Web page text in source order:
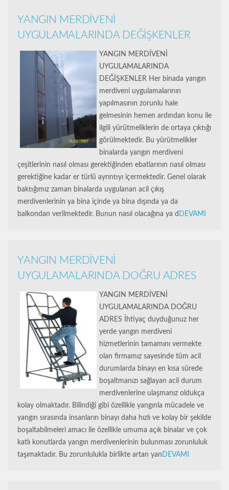
YANGIN MERDİVENİ
UYGULAMALARINDA DEĞİŞKENLER
YANGIN MERDİVENİ
UYGULAMALARINDA
DEĞİŞKENLER Her binada yangın
merdiveni uygulamalarının
yapılmasının zorunlu hale
gelmesinin hemen ardından konu ile
ilgili yürütmeliklerin de ortaya çıktığı
görülmektedir. Bu yürütmelikler
binalarda yangın merdiveni
çeşitlerinin nasıl olması gerektiğinden ebatlarının nasıl olması
gerektiğine kadar er türlü ayrıntıyı içermektedir. Genel olarak
baktığımız zaman binalarda uygulanan acil çıkış
merdivenlerinin ya bina içinde ya bina dışında ya da
balkondan verilmektedir. Bunun nasıl olacağına ya d DEVAMI
YANGIN MERDİVENİ
UYGULAMALARINDA DOĞRU ADRES
YANGIN MERDİVENİ
UYGULAMALARINDA DOĞRU
ADRES İhtiyaç duyduğunuz her
yerde yangın merdiveni
hizmetlerinin tamamını vermekte
olan firmamız sayesinde tüm acil
durumlarda binayı en kısa sürede
boşaltmanızı sağlayan acil durum
merdivenlerine ulaşmanız oldukça
kolay olmaktadır. Bilindiği gibi özellikle yangınla mücadele ve
yangın sırasında insanların binayı daha hızlı ve kolay bir şekilde
boşaltabilmeleri amacı ile özellikle umuma açık binalar ve çok
katlı konutlarda yangın merdivenlerinin bulunması zorunluluk
taşımaktadır. Bu zorunlulukla birlikte artan yan DEVAMI